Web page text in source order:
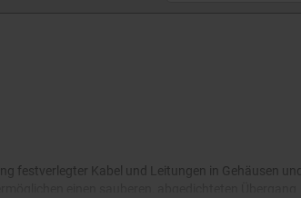
festverlegter Kabel und Leitungen in Gehäusen und